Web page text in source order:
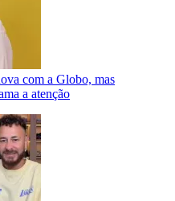
com a Globo, mas
a atenção